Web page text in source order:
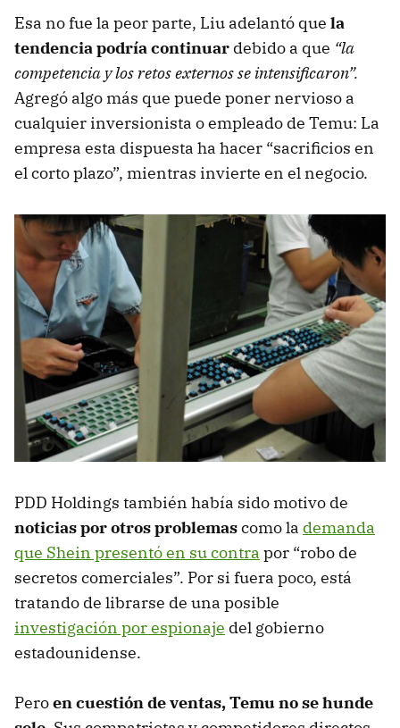
Esa no fue la peor parte, Liu adelantó que la
tendencia podría continuar debido a que “la
competencia y los retos externos se intensificaron”.
Agregó algo más que puede poner nervioso a
cualquier inversionista o empleado de Temu: La
empresa esta dispuesta ha hacer “sacrificios en
el corto plazo”, mientras invierte en el negocio.
PDD Holdings también había sido motivo de
noticias por otros problemascomo la demanda
que Shein presentó en su contra por “robo de
secretos comerciales”. Por si fuera poco, está
tratando de librarse de una posible
investigación por espionaje del gobierno
estadounidense.
Peroen cuestión de ventas, Temu no se hunde